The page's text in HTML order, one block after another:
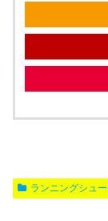
ランニングシュ